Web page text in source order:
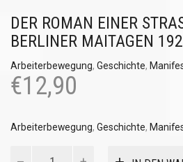
DER ROMAN EINER
ERLINER MAITAGEN 1929
Arbeiterbewegung, Geschichte,
€12,90
Arbeiterbewegung, Geschichte,